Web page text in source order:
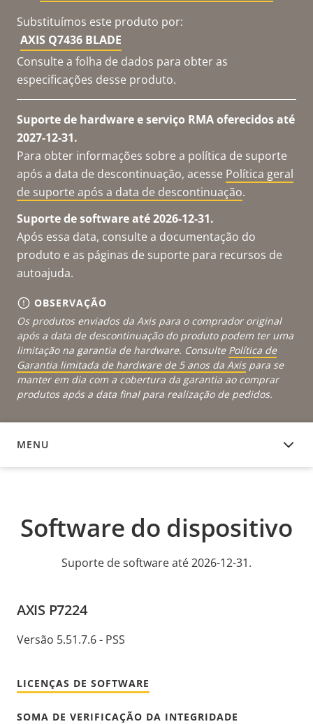
Substituímos este produto por:
AXIS Q7436 BLADE
Consulte a folha de dados para obter as
especificações desse produto.
Suporte de hardware e serviço RMA oferecidos até
2027-12-31.
Para obter informações sobre a política de suporte
após a data de descontinuação, acesse Política geral
de suporte após a data de descontinuação.
Suporte de software até 2026-12-31.
Após essa data, consulte a documentação do
produto e as páginas de suporte para recursos de
autoajuda.
OBSERVAÇÃO
Os produtos enviados da Axis para o comprador original
após a data de descontinuação do produto podem ter uma
limitação na garantia de hardware. Consulte Política de
Garantia limitada de hardware de 5 anos da Axispara se
manter em dia com a cobertura da garantia ao comprar
produtos após a data final para realização de pedidos.
MENU
SOFTWARE DO DISPOSITIVO
Software do dispositivo
Suporte de software até 2026-12-31.
AXIS P7224
Versão 5.51.7.6 - PSS
LICENÇAS DE SOFTWARE
SOMA DE VERIFICAÇÃO DA INTEGRIDADE